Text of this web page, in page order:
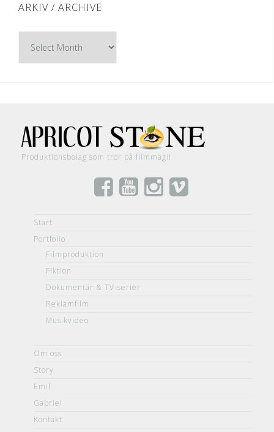
ARKIV / ARCHIVE
Produktionsbolag som tror på filmmagi!
Start
Portfolio
Filmproduktion
Fiktion
Dokumentär & TV-serier
Reklamfilm
Musikvideo
Om oss
Story
Emil
Gabriel
Kontakt